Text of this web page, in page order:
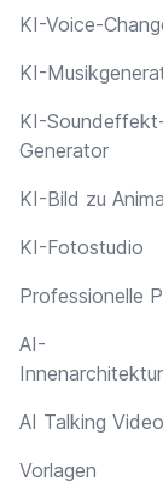
KI-Voice-
KI-
KI-
Generator
KI-Bild zu
KI-Fotostudio
Professionelle
AI-
AI Talking
Vorlagen